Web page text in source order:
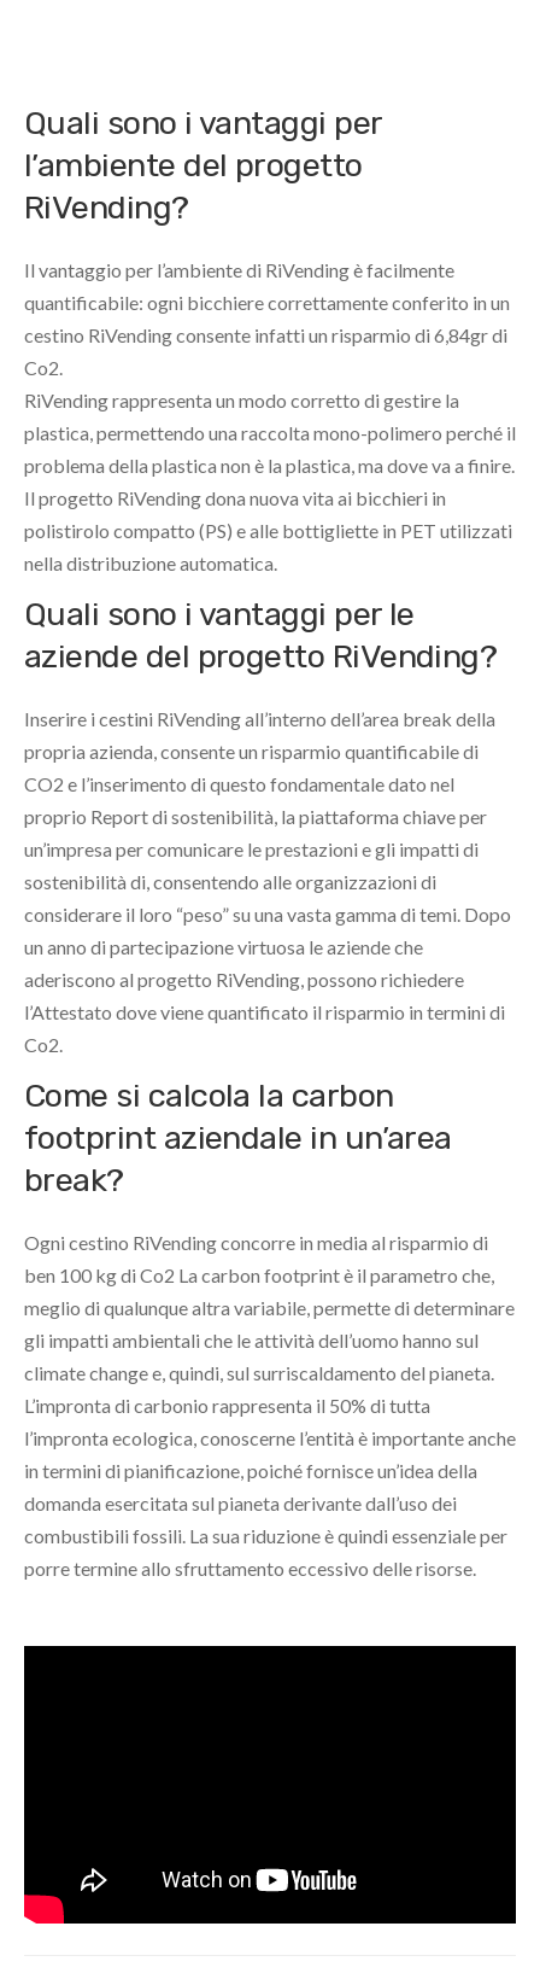
Quali sono i vantaggi per
l’ambiente del progetto
RiVending?
Il vantaggio per l’ambiente di RiVending è facilmente
quantificabile: ogni bicchiere correttamente conferito in un
cestino RiVending consente infatti un risparmio di 6,84gr di
Co2.
RiVending rappresenta un modo corretto di gestire la
plastica, permettendo una raccolta mono-polimero perché il
problema della plastica non è la plastica, ma dove va a finire.
Il progetto RiVending dona nuova vita ai bicchieri in
polistirolo compatto (PS) e alle bottigliette in PET utilizzati
nella distribuzione automatica.
Quali sono i vantaggi per le
aziende del progetto RiVending?
Inserire i cestini RiVending all’interno dell’area break della
propria azienda, consente un risparmio quantificabile di
CO2 e l’inserimento di questo fondamentale dato nel
proprio Report di sostenibilità, la piattaforma chiave per
un’impresa per comunicare le prestazioni e gli impatti di
sostenibilità di, consentendo alle organizzazioni di
considerare il loro “peso” su una vasta gamma di temi. Dopo
un anno di partecipazione virtuosa le aziende che
aderiscono al progetto RiVending, possono richiedere
l’Attestato dove viene quantificato il risparmio in termini di
Co2.
Come si calcola la carbon
footprint aziendale in un’area
break?
Ogni cestino RiVending concorre in media al risparmio di
ben 100 kg di Co2 La carbon footprint è il parametro che,
meglio di qualunque altra variabile, permette di determinare
gli impatti ambientali che le attività dell’uomo hanno sul
climate change e, quindi, sul surriscaldamento del pianeta.
L’impronta di carbonio rappresenta il 50% di tutta
l’impronta ecologica, conoscerne l’entità è importante anche
in termini di pianificazione, poiché fornisce un’idea della
domanda esercitata sul pianeta derivante dall’uso dei
combustibili fossili. La sua riduzione è quindi essenziale per
porre termine allo sfruttamento eccessivo delle risorse.